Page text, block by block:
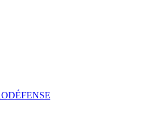
DÉFENSE